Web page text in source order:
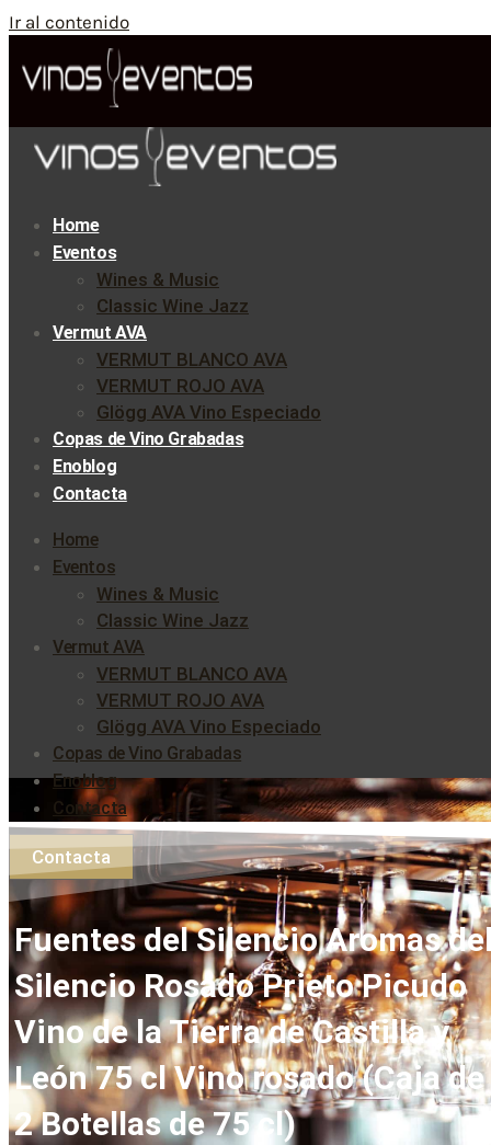
Ir al contenido
Home
Eventos
Wines & Music
Classic Wine Jazz
Vermut AVA
VERMUT BLANCO AVA
VERMUT ROJO AVA
Glögg AVA Vino Especiado
Copas de Vino Grabadas
Enoblog
Contacta
Home
Eventos
Wines & Music
Classic Wine Jazz
Vermut AVA
VERMUT BLANCO AVA
VERMUT ROJO AVA
Glögg AVA Vino Especiado
Copas de Vino Grabadas
Enoblog
Contacta
Contacta
Fuentes del Silencio Aromas
Silencio Rosado Prieto Picudo
Vino de la Tierra de Castilla y
León 75 cl Vino rosado (Caja de
2 Botellas de 75 cl)